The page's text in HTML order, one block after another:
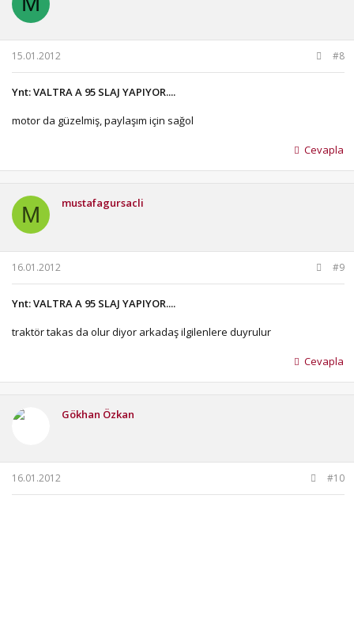
15.01.2012 #8
Ynt: VALTRA A 95 SLAJ YAPIYOR....
motor da güzelmiş, paylaşım için sağol
Cevapla
M mustafagursacli
16.01.2012 #9
Ynt: VALTRA A 95 SLAJ YAPIYOR....
traktör takas da olur diyor arkadaş ilgilenlere duyrulur
Cevapla
Gökhan Özkan
16.01.2012 #10